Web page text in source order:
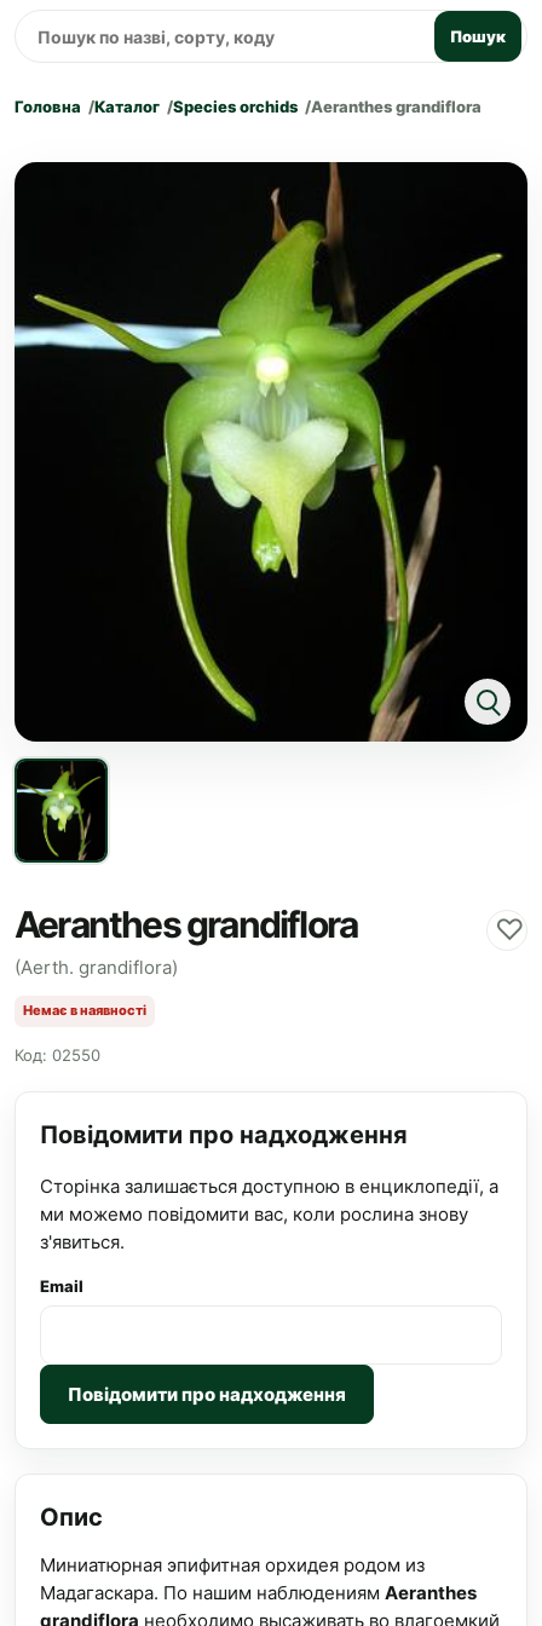
Пошук
Головна Каталог Species orchids Aeranthes grandiflora
Aeranthes grandiflora ♡
(Aerth. grandiflora)
Немає в наявності
Код: 02550
Повідомити про надходження
Сторінка залишається доступною в енциклопедії, а
ми можемо повідомити вас, коли рослина знову
з'явиться.
Email
Повідомити про надходження
Опис
Миниатюрная эпифитная орхидея родом из
Мадагаскара. По нашим наблюдениям Aeranthes
grandiflora необходимо высаживать во влагоемкий